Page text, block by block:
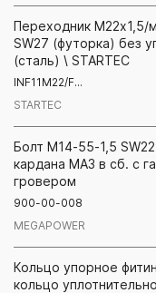
Переходник М22х1,5/
SW27 (футорка) без
(сталь) \ STARTEC
INF11M22/F...
STARTEC
Болт М14-55-1,5
кардана МАЗ в сб. с
гровером
900-00-008
MEGAPOWER
Кольцо упорное
кольцо